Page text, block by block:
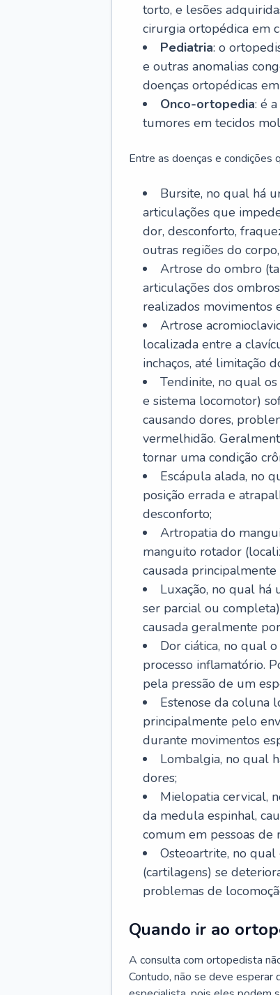
torto, e lesões
cirurgia ortopédica em
Pediatria: o
e outras anomalias
doenças ortopédicas
Onco-ortopedia: é
tumores em tecidos
Entre as doenças e
Bursite, no qual há
articulações que
dor, desconforto,
outras regiões do
Artrose do ombro
articulações dos
realizados movimentos
Artrose
localizada entre a
inchaços, até limitação
Tendinite, no qual
e sistema locomotor)
causando dores,
vermelhidão.
tornar uma condição
Escápula alada, no
posição errada e
desconforto;
Artropatia do
manguito rotador
causada
Luxação, no qual há
ser parcial ou
causada geralmente
Dor ciática, no qual
processo inflamatório.
pela pressão de um
Estenose da coluna
principalmente pelo
durante movimentos
Lombalgia, no qual
dores;
Mielopatia cervical,
da medula espinhal,
comum em pessoas de
Osteoartrite, no qual
(cartilagens) se
problemas de
Quando ir ao
A consulta com ortopedista
Contudo, não se deve esperar